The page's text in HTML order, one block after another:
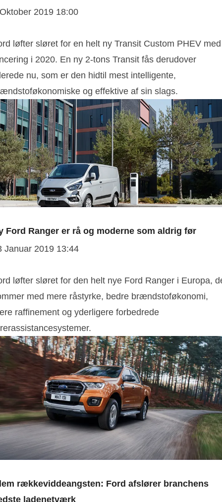
2019 18:00
løfter sløret for en helt ny Transit Custom PHEV med
i 2020. En ny 2-tons Transit fås derudover
nu, som er den hidtil mest intelligente,
og effektive af sin slags.
Ford Ranger er rå og moderne som aldrig før
Januar 2019 13:44
løfter sløret for den helt nye Ford Ranger i Europa,
med mere råstyrke, bedre brændstoføkonomi,
raffinement og yderligere forbedrede
rækkeviddeangsten: Ford afslører branchens
ladenetværk